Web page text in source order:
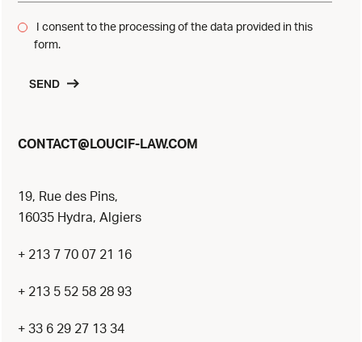
I consent to the processing of the data provided in this
form.
SEND
CONTACT@ LOUCIF-LAW.COM
19, Rue des Pins,
16035 Hydra, Algiers
+ 213 7 70 07 21 16
+ 213 5 52 58 28 93
+ 33 6 29 27 13 34